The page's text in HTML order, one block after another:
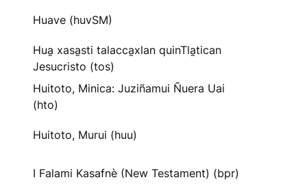
Huave (huvSM)
Hua̱ xasa̱sti talacca̱xlan quinTla̱tican
Jesucristo (tos)
Huitoto, Minica: Juziñamui Ñuera Uai
(hto)
Huitoto, Murui (huu)
I Falami Kasafnè (New Testament) (bpr)